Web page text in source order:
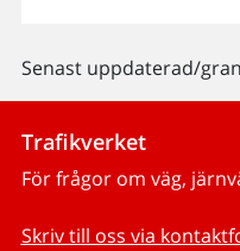
Senast uppdaterad/
Trafikverket
För frågor om väg,
Skriv till oss via